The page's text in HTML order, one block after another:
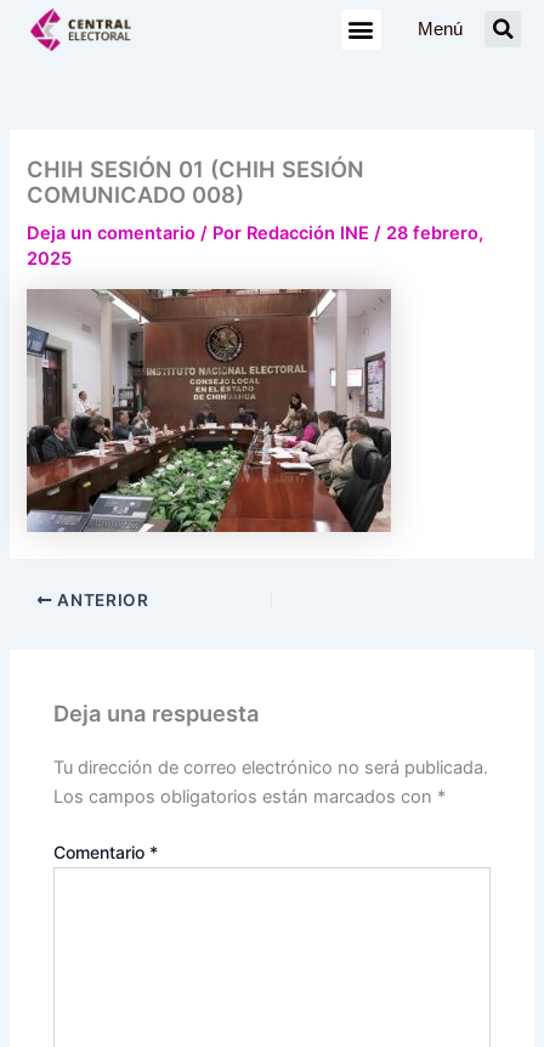
Menú
CHIH SESIÓN 01 (CHIH SESIÓN
COMUNICADO 008)
Deja un comentario / Por Redacción INE/ 28 febrero,
2025
ANTERIOR
Deja una respuesta
Tu dirección de correo electrónico no será publicada.
Los campos obligatorios están marcados con *
Comentario *